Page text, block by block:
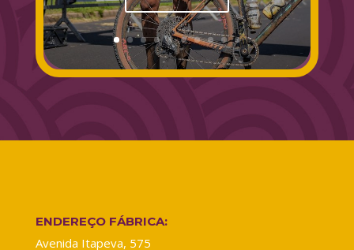
ENDEREÇO FÁBRICA:
Avenida Itapeva, 575